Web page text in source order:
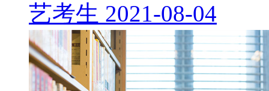
艺考生 2021-08-04